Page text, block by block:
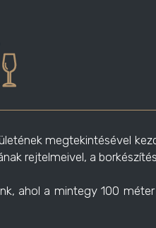
megtekintésével
rejtelmeivel, a
ahol a mintegy 100